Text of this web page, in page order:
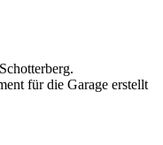
für die Garage erstellt